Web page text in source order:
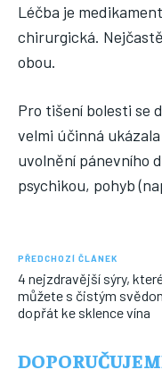
Léčba je
chirurgická.
obou.
Pro tišení bolesti se
velmi účinná
uvolnění pánevního
psychikou, pohyb
PŘEDCHOZÍ ČLÁNEK
4 nejzdravější sýry,
můžete s čistým
dopřát ke sklence vína